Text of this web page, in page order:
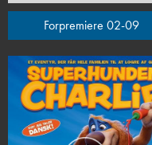
Forpremiere 02-09